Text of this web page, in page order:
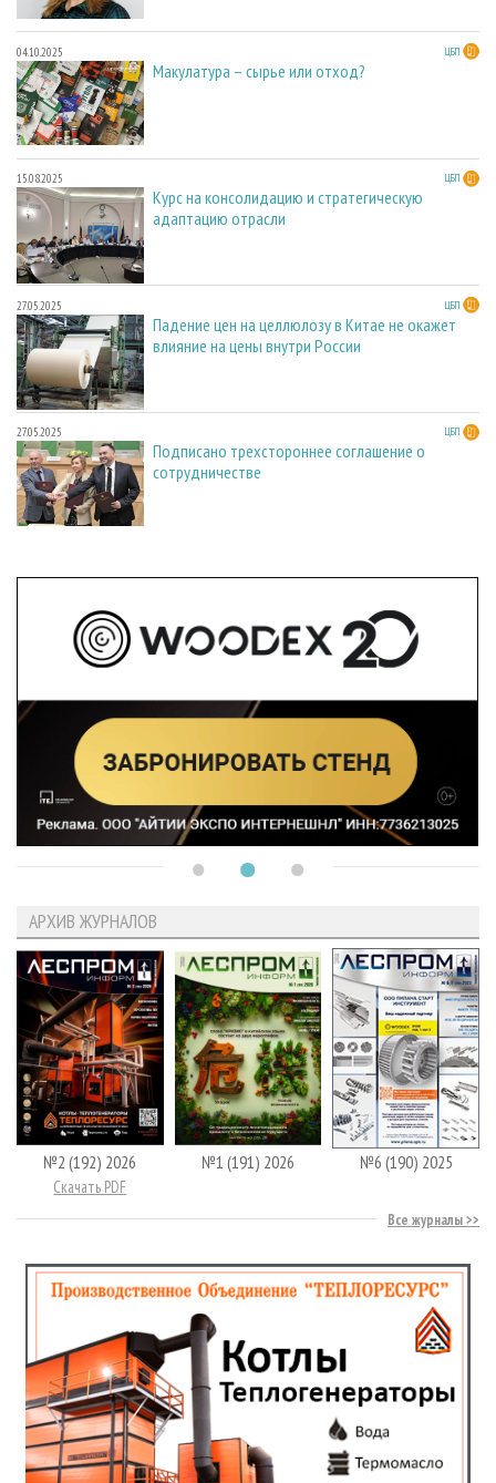
04.10.2025 ЦБП
Макулатура – сырье или отход?
15.08.2025 ЦБП
Курс на консолидацию и стратегическую
адаптацию отрасли
27.05.2025 ЦБП
Падение цен на целлюлозу в Китае не окажет
влияние на цены внутри России
27.05.2025 ЦБП
Подписано трехстороннее соглашение о
сотрудничестве
АРХИВ ЖУРНАЛОВ
№2 (192) 2026
Скачать PDF
№1 (191) 2026 №6 (190) 2025
Все журналы